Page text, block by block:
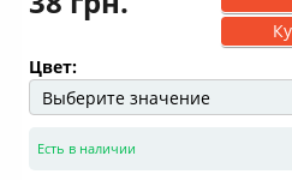
Цвет:
Есть в наличии